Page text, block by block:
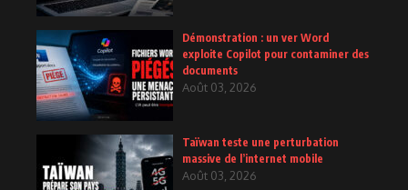
Démonstration : un ver Word
exploite Copilot pour contaminer des
documents
Août 03, 2026
Taïwan teste une perturbation
massive de l’internet mobile
Août 03, 2026